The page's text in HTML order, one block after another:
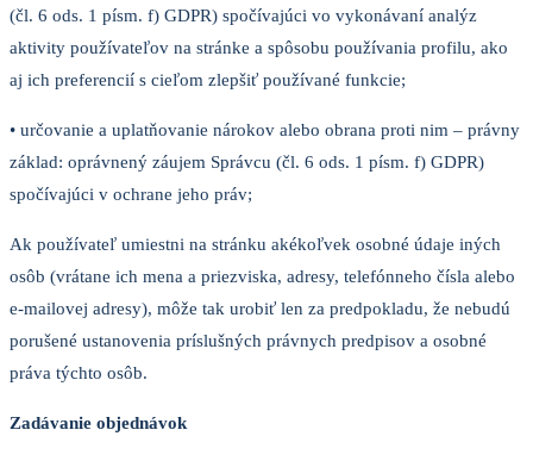
(čl. 6 ods. 1 písm. f) GDPR) spočívajúci vo vykonávaní analýz
aktivity používateľov na stránke a spôsobu používania profilu, ako
aj ich preferencií s cieľom zlepšiť používané funkcie;
• určovanie a uplatňovanie nárokov alebo obrana proti nim – právny
základ: oprávnený záujem Správcu (čl. 6 ods. 1 písm. f) GDPR)
spočívajúci v ochrane jeho práv;
Ak používateľ umiestni na stránku akékoľvek osobné údaje iných
osôb (vrátane ich mena a priezviska, adresy, telefónneho čísla alebo
e-mailovej adresy), môže tak urobiť len za predpokladu, že nebudú
porušené ustanovenia príslušných právnych predpisov a osobné
práva týchto osôb.
Zadávanie objednávok